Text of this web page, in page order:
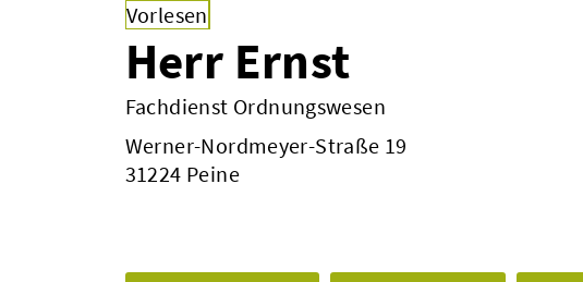
Vorlesen
Herr Ernst
Fachdienst Ordnungswesen
Werner-Nordmeyer-Straße 19
31224 Peine